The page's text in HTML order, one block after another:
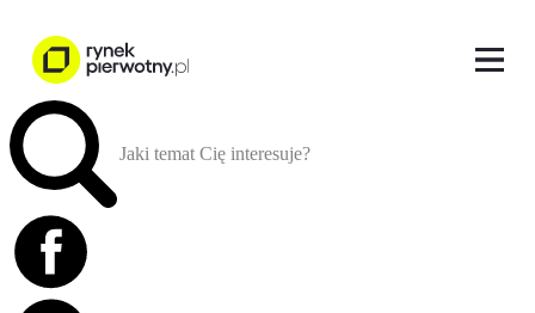
Jaki temat Cię interesuje?